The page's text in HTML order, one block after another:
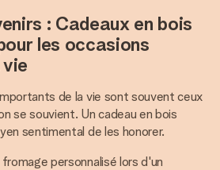
: Cadeaux en bois
les occasions
de la vie sont souvent ceux
se souvient. Un cadeau en bois
sentimental de les honorer.
personnalisé lors d'un